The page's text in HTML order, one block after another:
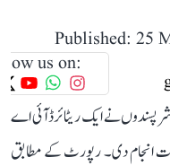
Published: 25
us on:
شرپسندوں نے ایک ریٹائرڈ آئی اے
انجام دی۔ رپورٹ کے مطابق